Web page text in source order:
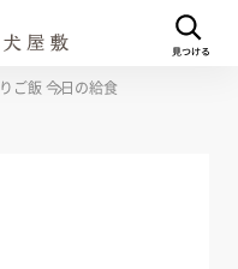
ご飯 今日の給食